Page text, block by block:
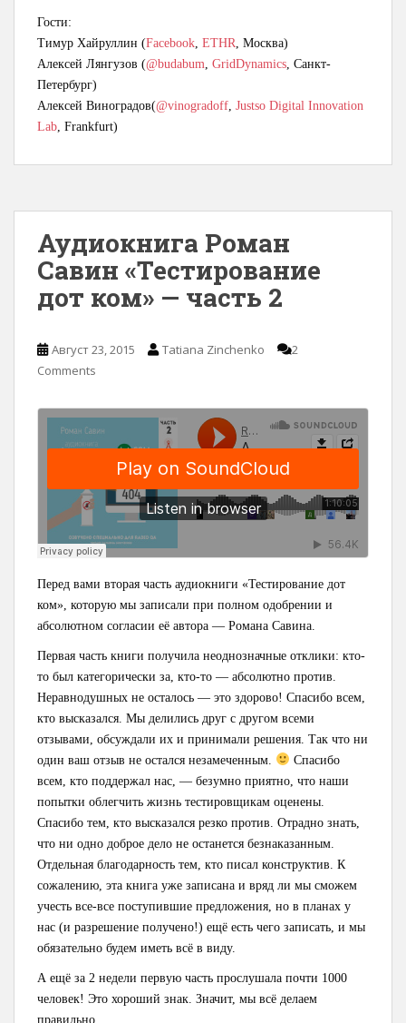
Гости:
Тимур Хайруллин (Facebook ETHR , Москва)
Алексей Лянгузов (@budabum GridDynamics , Санкт-
Петербург)
Алексей Виноградов(@vinogradoff Justso Digital Innovation
Lab , Frankfurt)
Аудиокнига Роман
Савин «Тестирование
дот ком» — часть 2
Август 23, 2015 Tatiana Zinchenko
2
Comments
Перед вами вторая часть аудиокниги «Тестирование дот
ком», которую мы записали при полном одобрении и
абсолютном согласии её автора — Романа Савина.
Первая часть книги получила неоднозначные отклики: кто-
то был категорически за, кто-то — абсолютно против.
Неравнодушных не осталось — это здорово! Спасибо всем,
кто высказался. Мы делились друг с другом всеми
отзывами, обсуждали их и принимали решения. Так что ни
один ваш отзыв не остался незамеченным.
Спасибо
всем, кто поддержал нас, — безумно приятно, что наши
попытки облегчить жизнь тестировщикам оценены.
Спасибо тем, кто высказался резко против. Отрадно знать,
что ни одно доброе дело не останется безнаказанным.
Отдельная благодарность тем, кто писал конструктив. К
сожалению, эта книга уже записана и вряд ли мы сможем
учесть все-все поступившие предложения, но в планах у
нас (и разрешение получено!) ещё есть чего записать, и мы
обязательно будем иметь всё в виду.
А ещё за 2 недели первую часть прослушала почти 1000
человек! Это хороший знак. Значит, мы всё делаем
правильно.